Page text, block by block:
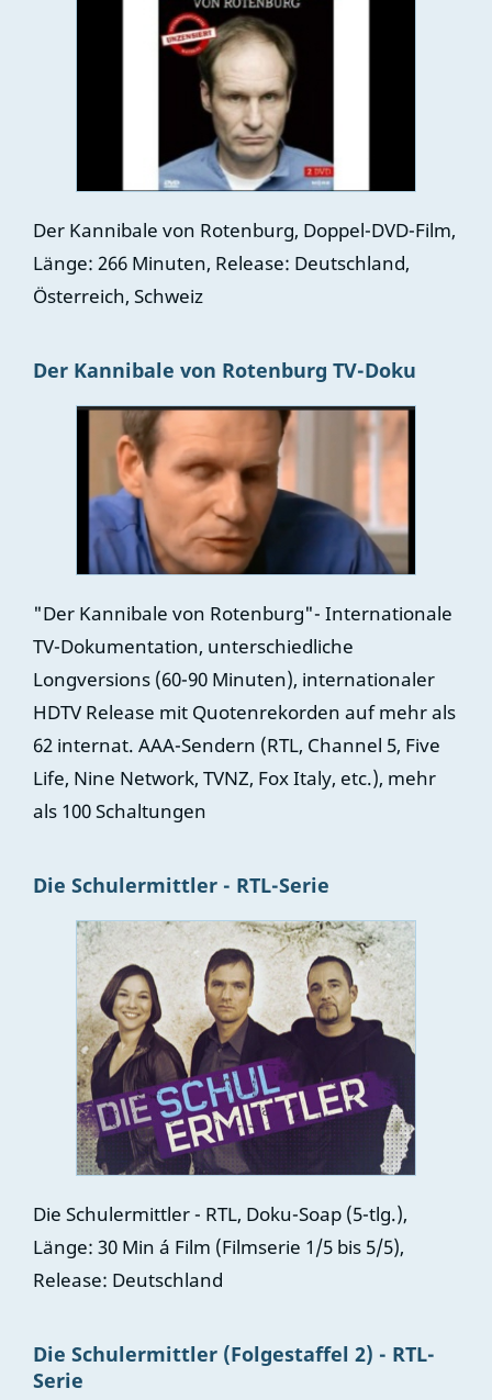
Der Kannibale von Rotenburg, Doppel-DVD-Film,
Länge: 266 Minuten, Release: Deutschland,
Österreich, Schweiz
Der Kannibale von Rotenburg TV-Doku
"Der Kannibale von Rotenburg"- Internationale
TV-Dokumentation, unterschiedliche
Longversions (60-90 Minuten), internationaler
HDTV Release mit Quotenrekorden auf mehr als
62 internat. AAA-Sendern (RTL, Channel 5, Five
Life, Nine Network, TVNZ, Fox Italy, etc.), mehr
als 100 Schaltungen
Die Schulermittler - RTL-Serie
Die Schulermittler - RTL, Doku-Soap (5-tlg.),
Länge: 30 Min á Film (Filmserie 1/5 bis 5/5),
Release: Deutschland
Die Schulermittler (Folgestaffel 2) - RTL-
Serie